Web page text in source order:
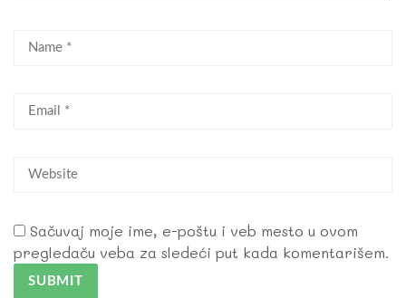
Sačuvaj moje ime, e-poštu i veb mesto u ovom
pregledaču veba za sledeći put kada komentarišem.